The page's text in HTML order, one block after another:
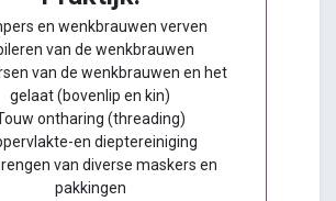
en wenkbrauwen verven
van de wenkbrauwen
van de wenkbrauwen en het
gelaat (bovenlip en kin)
ontharing (threading)
en dieptereiniging
van diverse maskers en
pakkingen